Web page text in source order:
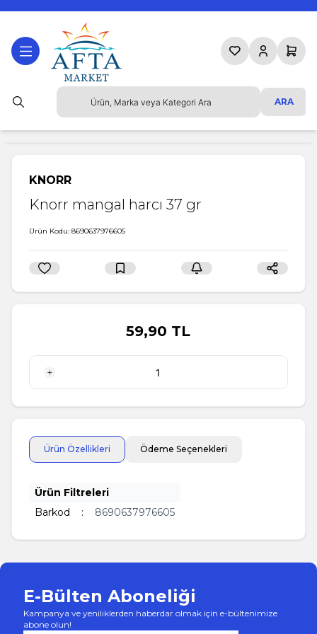
ARA
Favorilerim
HesabımSepetim
KNORR
Knorr mangal harcı 37 gr
Ürün Kodu: 8690637976605
59,90 TL
Ürün Özellikleri Ödeme Seçenekleri
Ürün Filtreleri
Barkod
: 8690637976605
E-Bülten Aboneliği
Kampanya ve yeniliklerden haberdar olmak için e-bültenimize
abone olun!